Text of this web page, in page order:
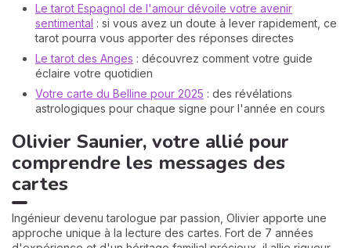
Le tarot Espagnol de l'amour dévoile votre avenir
sentimental : si vous avez un doute à lever rapidement, ce
tarot pourra vous apporter des réponses directes
Le tarot des Anges : découvrez comment votre guide
éclaire votre quotidien
Votre carte du Belline pour 2025 : des révélations
astrologiques pour chaque signe pour l'année en cours
Olivier Saunier, votre allié pour
comprendre les messages des
cartes
Ingénieur devenu tarologue par passion, Olivier apporte une
approche unique à la lecture des cartes. Fort de 7 années